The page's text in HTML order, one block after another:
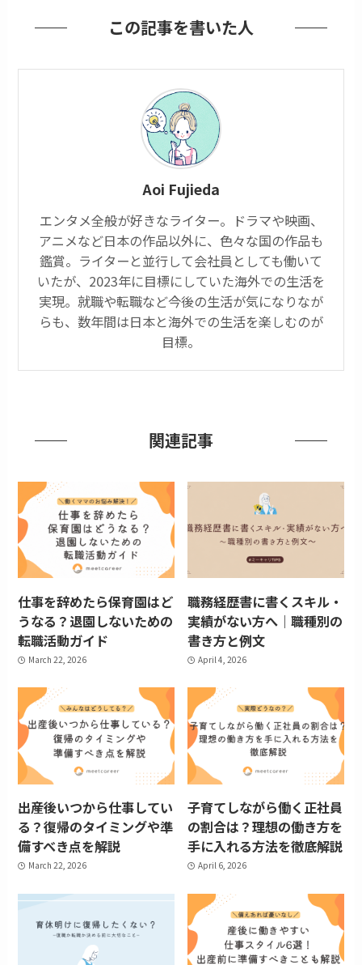
この記事を書いた人
Aoi Fujieda
エンタメ全般が好きなライター。ドラマや映画、
アニメなど日本の作品以外に、色々な国の作品も
鑑賞。ライターと並行して会社員としても働いて
いたが、2023年に目標にしていた海外での生活を
実現。就職や転職など今後の生活が気になりなが
らも、数年間は日本と海外での生活を楽しむのが
目標。
関連記事
仕事を辞めたら保育園はど
うなる？退園しないための
転職活動ガイド
March 22, 2026
職務経歴書に書くスキル・
実績がない方へ｜職種別の
書き方と例文
April 4, 2026
出産後いつから仕事してい
る？復帰のタイミングや準
備すべき点を解説
March 22, 2026
子育てしながら働く正社員
の割合は？理想の働き方を
手に入れる方法を徹底解説
April 6, 2026